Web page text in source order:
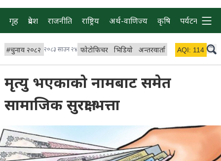
गृह प्रदेश राजनीति राष्ट्रिय अर्थ-वाणिज्य कृषि पर्यटन प्रवास
#चुनाव २०८२ २०८३ साउन २४ फोटोफिचर भिडियो अन्तरवार्ता विचार/ब्लग
AQI: 114
मृत्यु भएकाको नामबाट समेत
सामाजिक सुरक्षा भत्ता